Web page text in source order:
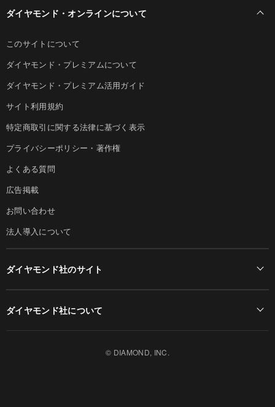
ダイヤモンド・オンラインについて
このサイトについて
ダイヤモンド・プレミアムについて
ダイヤモンド・プレミアム活用ガイド
サイト利用規約
特定商取引に関する法律に基づく表示
プライバシーポリシー・著作権
よくある質問
広告掲載
お問い合わせ
法人導入について
ダイヤモンド社のサイト
ダイヤモンド社について
© DIAMOND, INC.